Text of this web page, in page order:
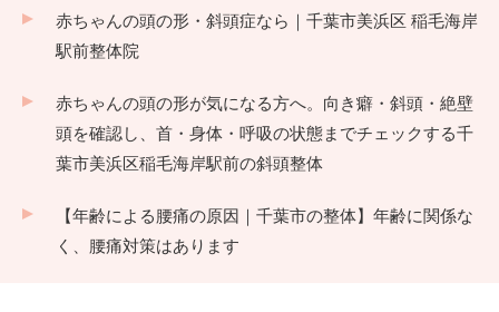
赤ちゃんの頭の形・斜頭症なら｜千葉市美浜区 稲毛海岸
駅前整体院
赤ちゃんの頭の形が気になる方へ。向き癖・斜頭・絶壁
頭を確認し、首・身体・呼吸の状態までチェックする千
葉市美浜区稲毛海岸駅前の斜頭整体
【年齢による腰痛の原因｜千葉市の整体】年齢に関係な
く、腰痛対策はあります